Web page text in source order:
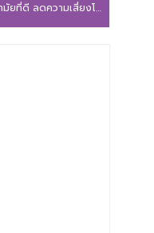
ที่ดี ลดความเสี่ยงโรค